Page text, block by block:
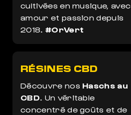
cultivées en musique, avec
amour et passion depuis
2018. #OrVert
RÉSINES CBD
Découvre nos Haschs au
CBD. Un véritable
concentré de goûts et de